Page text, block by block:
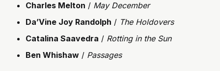
Charles Melton / May December
Da’Vine Joy Randolph / The Holdovers
Catalina Saavedra / Rotting in the Sun
Ben Whishaw / Passages